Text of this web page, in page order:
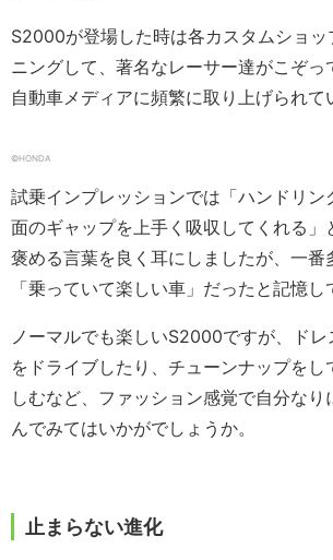
S2000が登場した時は各カスタムショッ
ニングして、著名なレーサー達がこぞっ
自動車メディアに頻繁に取り上げられて
©HONDA
試乗インプレッションでは「ハンドリン
面のギャップを上手く吸収してくれる」
褒める言葉を良く耳にしましたが、一番
「乗っていて楽しい車」だったと記憶し
ノーマルでも楽しいS2000ですが、ド
をドライブしたり、チューンナップをし
しむなど、ファッション感覚で自分なり
んでみてはいかがでしょうか。
止まらない進化